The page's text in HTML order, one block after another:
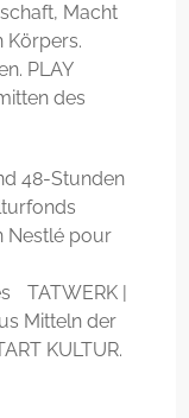
Macht
Körpers.
PLAY
des
48-Stunden
Nestlé pour
TATWERK |
Mitteln der
KULTUR.